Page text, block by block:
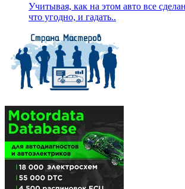
Учитывая, как на этом авто все
что угодно, и гадать..